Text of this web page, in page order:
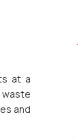
at a
and